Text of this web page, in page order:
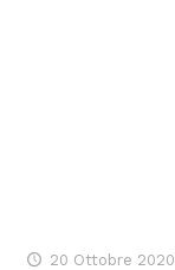
20 Ottobre 2020